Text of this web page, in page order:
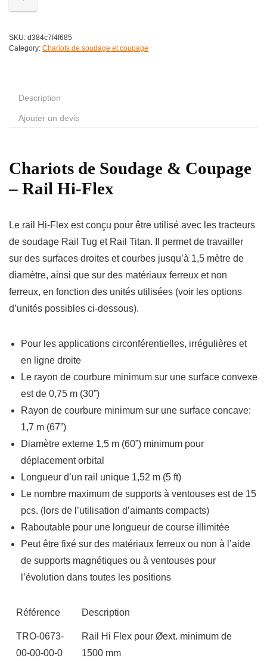
SKU: d384c7f4f685
Category: Chariots de soudage et coupage
Description
Ajouter un devis
Chariots de Soudage & Coupage
– Rail Hi-Flex
Le rail Hi-Flex est conçu pour être utilisé avec les tracteurs
de soudage Rail Tug et Rail Titan. Il permet de travailler
sur des surfaces droites et courbes jusqu’à 1,5 mètre de
diamètre, ainsi que sur des matériaux ferreux et non
ferreux, en fonction des unités utilisées (voir les options
d’unités possibles ci-dessous).
Pour les applications circonférentielles, irrégulières et
en ligne droite
Le rayon de courbure minimum sur une surface convexe
est de 0,75 m (30”)
Rayon de courbure minimum sur une surface concave:
1,7 m (67”)
Diamètre externe 1,5 m (60”) minimum pour
déplacement orbital
Longueur d’un rail unique 1,52 m (5 ft)
Le nombre maximum de supports à ventouses est de 15
pcs. (lors de l’utilisation d’aimants compacts)
Raboutable pour une longueur de course illimitée
Peut être fixé sur des matériaux ferreux ou non à l’aide
de supports magnétiques ou à ventouses pour
l’évolution dans toutes les positions
Référence Description
TRO-0673-
00-00-00-0
Rail Hi Flex pour Øext. minimum de
1500 mm